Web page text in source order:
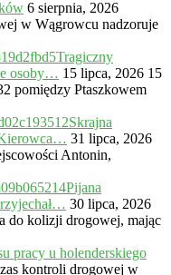
6 sierpnia, 2026
w Wągrowcu nadzoruje
Tragiczny
osoby… 15 lipca, 2026 15
pomiędzy Ptaszkowem
Skrajna
31 lipca, 2026
Antonin,
Pijana
30 lipca, 2026
do kolizji drogowej, mając
pracy u holenderskiego
kontroli drogowej w